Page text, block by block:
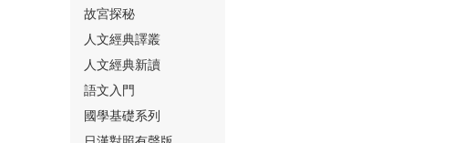
⑰
故宮探秘
人文經典譯叢
人文經典新讀
語文入門
國學基礎系列